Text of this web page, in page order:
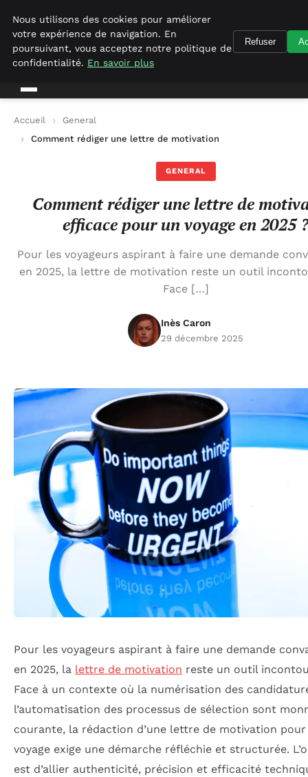
Geekgumbo
Accueil
General
Comment rédiger une lettre de motivation efficace pour un
GENERAL
Comment rédiger une lettre de
efficace pour un voyage en 2025 ?
Pour les voyageurs aspirant à faire une demande
en 2025, la lettre de motivation reste un outil
Face […]
Inès Caron
29 décembre 2025
Pour les voyageurs aspirant à faire une demande
en 2025, la lettre de motivation reste un outil
Face à un contexte où la numérisation des
l’automatisation des processus de sélection sont
courante, la rédaction d’une lettre de motivation
voyage exige une démarche réfléchie et structurée.
est d’allier authenticité, précision et efficacité
Nous utilisons des cookies pour améliorer
votre expérience de navigation. En
poursuivant, vous acceptez notre politique de
confidentialité. En savoir plus
Refuser